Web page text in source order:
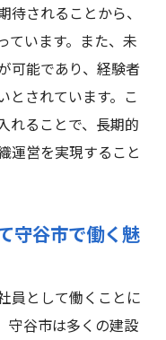
されることから、
ています。また、未
可能であり、経験者
とされています。こ
れることで、長期的
運営を実現すること
守谷市で働く魅
員として働くことに
守谷市は多くの建設